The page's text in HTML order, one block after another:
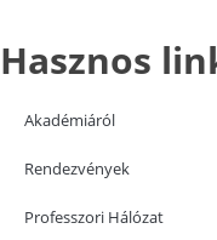
Hasznos
Akadémiáról
Rendezvények
Professzori Hálózat